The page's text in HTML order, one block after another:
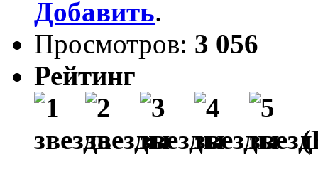
Добавить.
Просмотров: 3 056
Рейтинг